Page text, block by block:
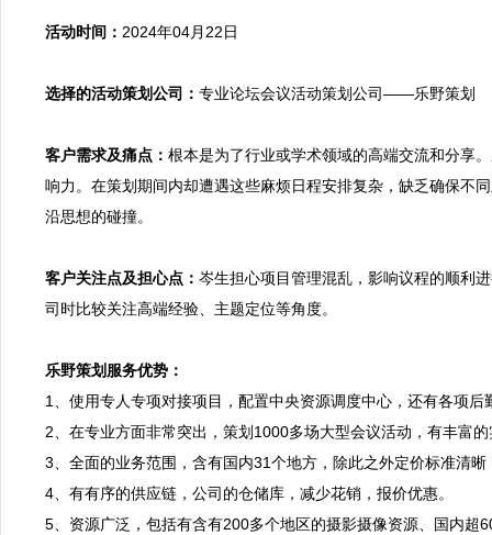
活动时间： 2024年04月22日
选择的活动策划公司： 专业论坛会议活动策划公司——乐野策划
客户需求及痛点： 根本是为了行业或学术领域的高端交流和分享
响力。在策划期间内却遭遇这些麻烦日程安排复杂，缺乏确保不
沿思想的碰撞。
客户关注点及担心点： 岑生担心项目管理混乱，影响议程的顺利
司时比较关注高端经验、主题定位等角度。
乐野策划服务优势：
1、使用专人专项对接项目，配置中央资源调度中心，还有各项后
2、在专业方面非常突出，策划1000多场大型会议活动，有丰富
3、全面的业务范围，含有国内31个地方，除此之外定价标准清
4、有有序的供应链，公司的仓储库，减少花销，报价优惠。
5、资源广泛，包括有含有200多个地区的摄影摄像资源、国内